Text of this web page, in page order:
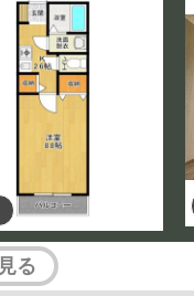
る